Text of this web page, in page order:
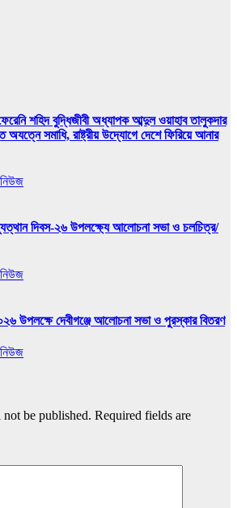
শহিদ বুদ্ধিজীবী অধ্যাপক আব্দুল ওয়াহাব তালুকদার
অযত্নে সমাধি, রাষ্ট্রীয় উদ্যোগে দেশে ফিরিয়ে আনার
নিউজ
দিবস-২৬ উপলক্ষ্যে আলোচনা সভা ও চলচিত্র/
নিউজ
উপলক্ষে দেবীগঞ্জে আলোচনা সভা ও পুরস্কার বিতরণ
নিউজ
be published. Required fields are